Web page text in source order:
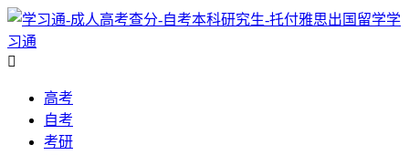
学
习通

高考
自考
考研